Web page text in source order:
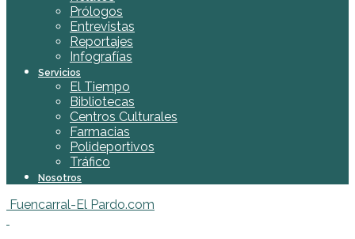
Prólogos
Entrevistas
Reportajes
Infografías
Servicios
El Tiempo
Bibliotecas
Centros Culturales
Farmacias
Polideportivos
Tráfico
Nosotros
Fuencarral-El Pardo.com